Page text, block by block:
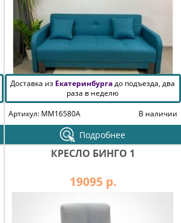
Доставка из Екатеринбургадо подъезда, два
раза в неделю
Артикул: MM16580A
В наличии
Подробнее
КРЕСЛО БИНГО 1
19095 р.